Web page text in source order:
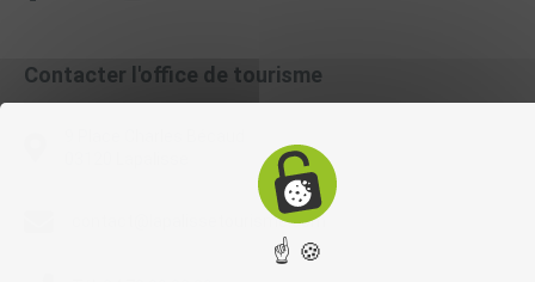
Contacter l'office de tourisme
contact@lapalissetourisme.com
☝ 🍪